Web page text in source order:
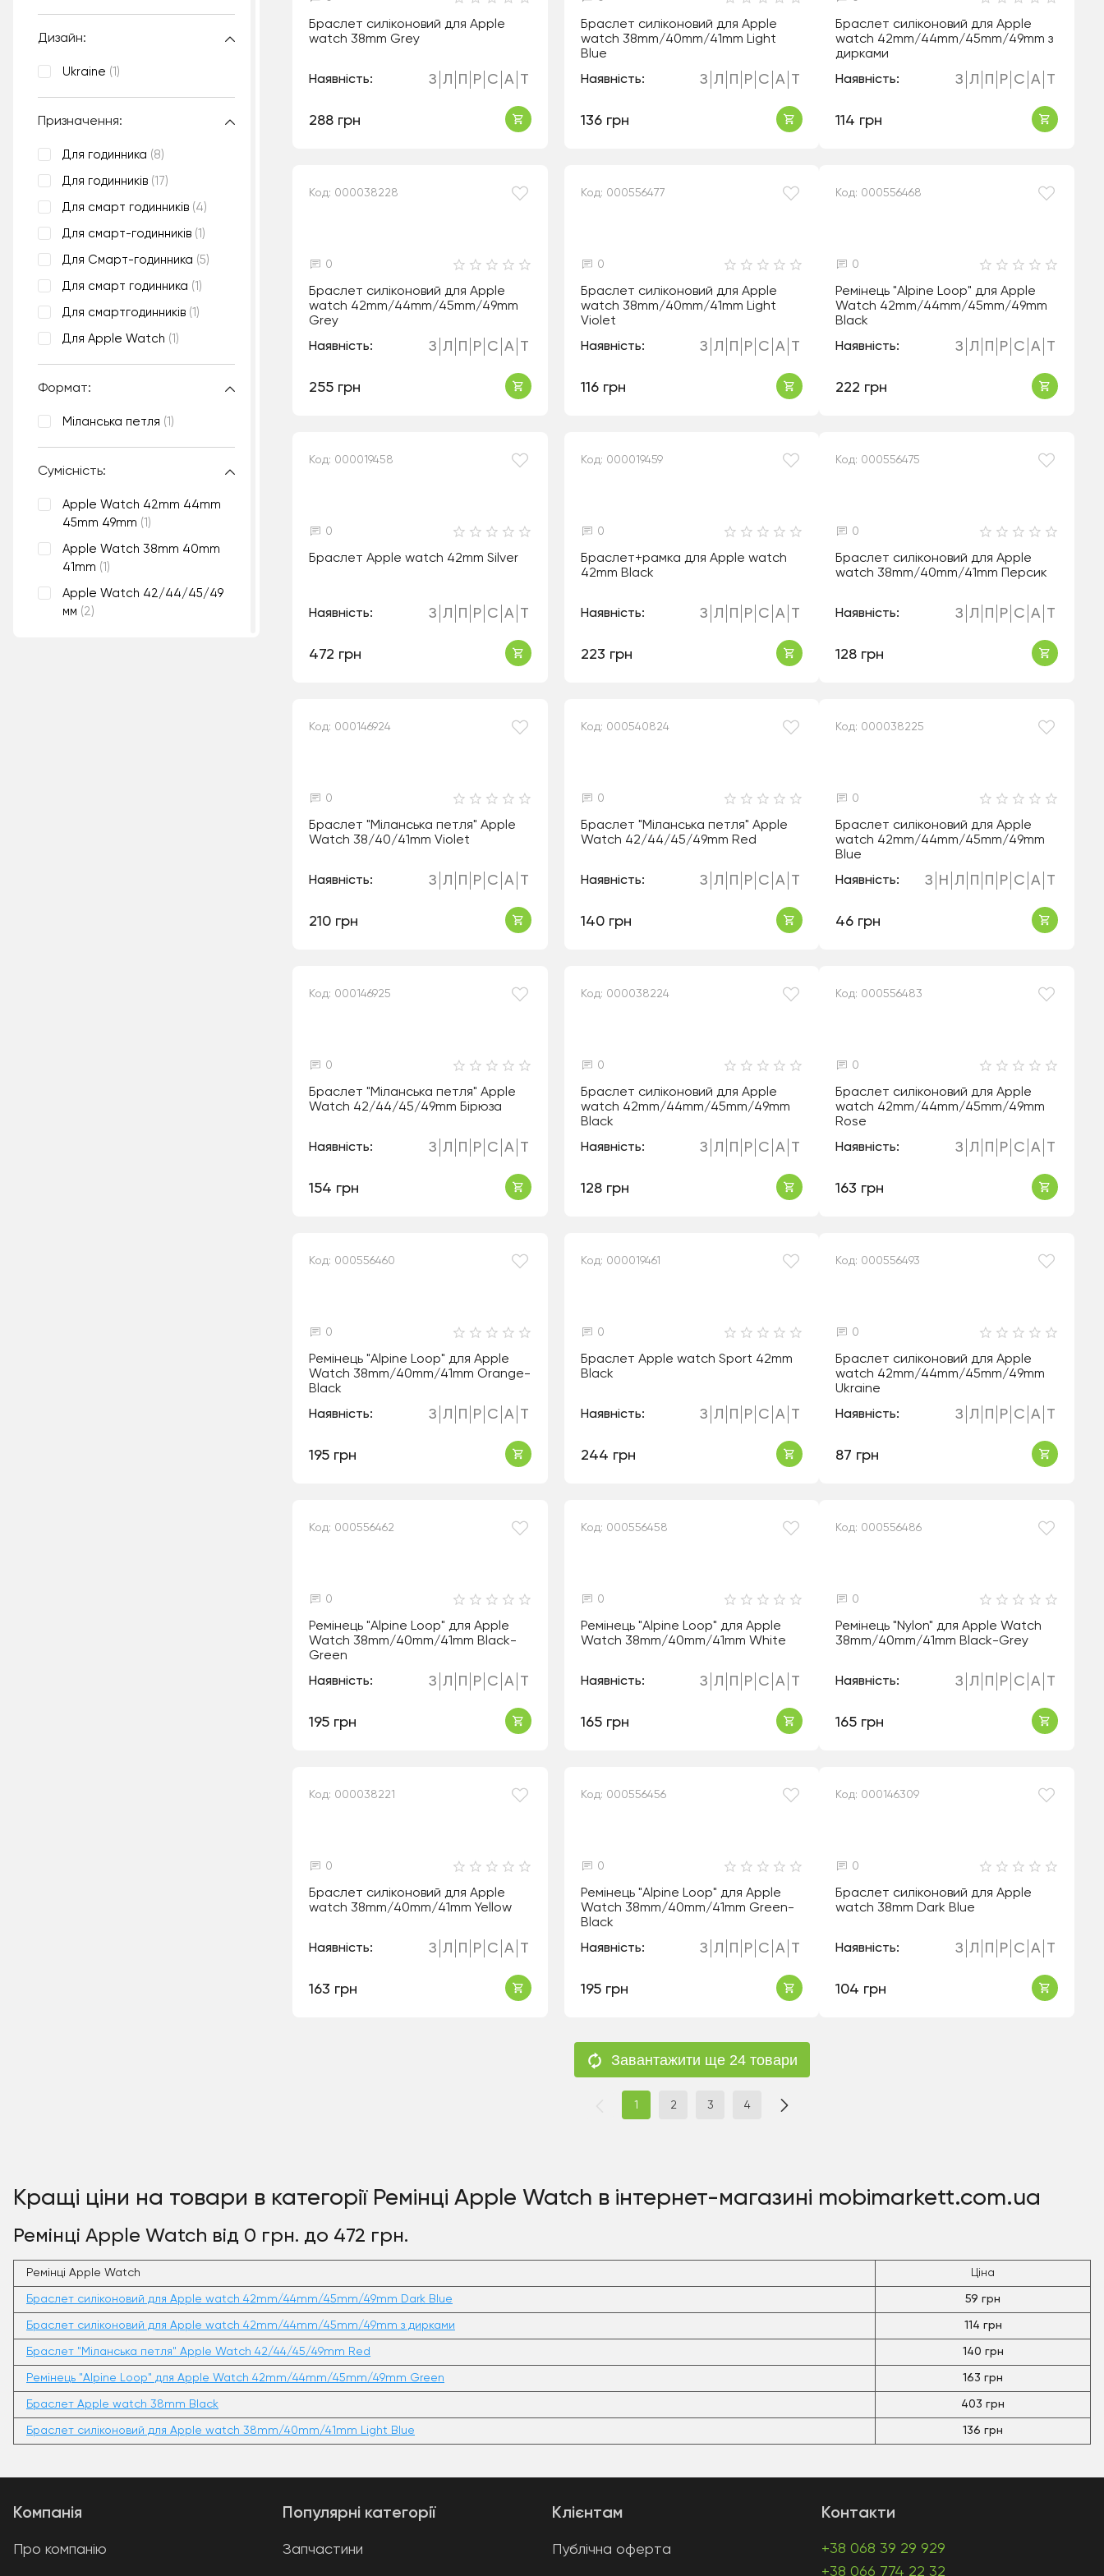
Дизайн:
Ukraine (1)
Призначення:
Для годинника (8)
Для годинників (17)
Для смарт годинників (4)
Для смарт-годинників (1)
Для Смарт-годинника (5)
Для смарт годинника (1)
Для смартгодинників (1)
Для Apple Watch (1)
Формат:
Міланська петля (1)
Сумісність:
Apple Watch 42mm 44mm
45mm 49mm (1)
Apple Watch 38mm 40mm
41mm (1)
Apple Watch 42/44/45/49
мм (2)
Браслет силіконовий для Apple
watch 38mm Grey
Наявність: З Л П Р С А Т
288 грн
Браслет силіконовий для Apple
watch 38mm/40mm/41mm Light
Blue
Наявність:
З Л П Р С А Т
136 грн
Браслет силіконовий для Apple
watch 42mm/44mm/45mm/49mm з
дирками
Наявність:
З Л П Р С А Т
114 грн
Код: 000038228
0
Браслет силіконовий для Apple
watch 42mm/44mm/45mm/49mm
Grey
Наявність:
З Л П Р С А Т
255 грн
Код: 000556477
0
Браслет силіконовий для Apple
watch 38mm/40mm/41mm Light
Violet
Наявність:
З Л П Р С А Т
116 грн
Код: 000556468
0
Ремінець "Alpine Loop" для Apple
Watch 42mm/44mm/45mm/49mm
Black
Наявність:
З Л П Р С А Т
222 грн
Код: 000019458
0
Браслет Apple watch 42mm Silver
Наявність: З Л П Р С А Т
472 грн
Код: 000019459
0
Браслет+рамка для Apple watch
42mm Black
Наявність: З Л П Р С А Т
223 грн
Код: 000556475
0
Браслет силіконовий для Apple
watch 38mm/40mm/41mm Персик
Наявність: З Л П Р С А Т
128 грн
Код: 000146924
0
Браслет "Міланська петля" Apple
Watch 38/40/41mm Violet
Наявність: З Л П Р С А Т
210 грн
Код: 000540824
0
Браслет "Міланська петля" Apple
Watch 42/44/45/49mm Red
Наявність: З Л П Р С А Т
140 грн
Код: 000038225
0
Браслет силіконовий для Apple
watch 42mm/44mm/45mm/49mm
Blue
Наявність:
З Н Л П П Р С А Т
46 грн
Код: 000146925
0
Браслет "Міланська петля" Apple
Watch 42/44/45/49mm Бірюза
Наявність: З Л П Р С А Т
154 грн
Код: 000038224
0
Браслет силіконовий для Apple
watch 42mm/44mm/45mm/49mm
Black
Наявність:
З Л П Р С А Т
128 грн
Код: 000556483
0
Браслет силіконовий для Apple
watch 42mm/44mm/45mm/49mm
Rose
Наявність:
З Л П Р С А Т
163 грн
Код: 000556460
0
Ремінець "Alpine Loop" для Apple
Watch 38mm/40mm/41mm Orange-
Black
Наявність:
З Л П Р С А Т
195 грн
Код: 000019461
0
Браслет Apple watch Sport 42mm
Black
Наявність: З Л П Р С А Т
244 грн
Код: 000556493
0
Браслет силіконовий для Apple
watch 42mm/44mm/45mm/49mm
Ukraine
Наявність:
З Л П Р С А Т
87 грн
Код: 000556462
0
Ремінець "Alpine Loop" для Apple
Watch 38mm/40mm/41mm Black-
Green
Наявність:
З Л П Р С А Т
195 грн
Код: 000556458
0
Ремінець "Alpine Loop" для Apple
Watch 38mm/40mm/41mm White
Наявність: З Л П Р С А Т
165 грн
Код: 000556486
0
Ремінець "Nylon" для Apple Watch
38mm/40mm/41mm Black-Grey
Наявність: З Л П Р С А Т
165 грн
Код: 000038221
0
Браслет силіконовий для Apple
watch 38mm/40mm/41mm Yellow
Наявність: З Л П Р С А Т
163 грн
Код: 000556456
0
Ремінець "Alpine Loop" для Apple
Watch 38mm/40mm/41mm Green-
Black
Наявність:
З Л П Р С А Т
195 грн
Код: 000146309
0
Браслет силіконовий для Apple
watch 38mm Dark Blue
Наявність: З Л П Р С А Т
104 грн
Завантажити ще 24 товари
1 2 3 4
Кращі ціни на товари в категорії Ремінці Apple Watch в інтернет-магазині mobimarkett.com.ua
Ремінці Apple Watch від 0 грн. до 472 грн.
Ремінці Apple Watch Ціна
Браслет силіконовий для Apple watch 42mm/44mm/45mm/49mm Dark Blue 59 грн
Браслет силіконовий для Apple watch 42mm/44mm/45mm/49mm з дирками 114 грн
Браслет "Міланська петля" Apple Watch 42/44/45/49mm Red 140 грн
Ремінець "Alpine Loop" для Apple Watch 42mm/44mm/45mm/49mm Green 163 грн
Браслет Apple watch 38mm Black 403 грн
Браслет силіконовий для Apple watch 38mm/40mm/41mm Light Blue 136 грн
Контакти
+38 068 39 29 929
+38 066 774 22 32
Клієнтам
Публічна оферта
Популярні категорії
Запчастини
Компанія
Про компанію